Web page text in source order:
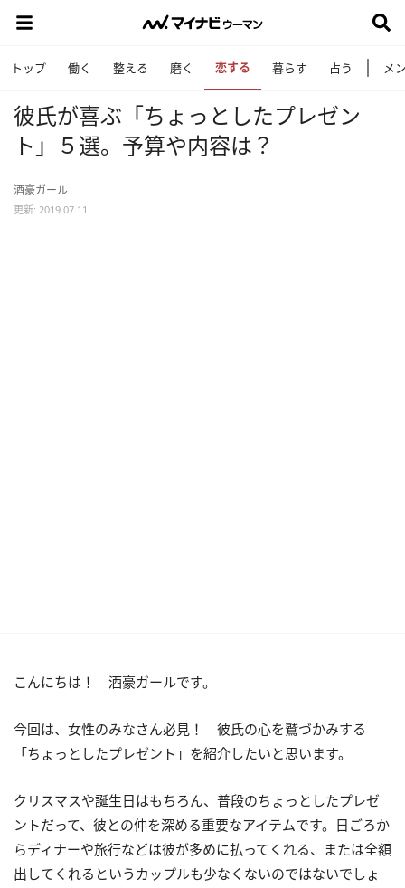
トップ 働く 整える 磨く 恋する 暮らす 占う メ
彼氏が喜ぶ「ちょっとしたプレゼン
ト」５選。予算や内容は？
酒豪ガール
更新: 2019.07.11
こんにちは！ 酒豪ガールです。
今回は、女性のみなさん必見！ 彼氏の心を鷲づかみする
「ちょっとしたプレゼント」を紹介したいと思います。
クリスマスや誕生日はもちろん、普段のちょっとしたプレゼ
ントだって、彼との仲を深める重要なアイテムです。日ごろか
らディナーや旅行などは彼が多めに払ってくれる、または全額
出してくれるというカップルも少なくないのではないでしょ